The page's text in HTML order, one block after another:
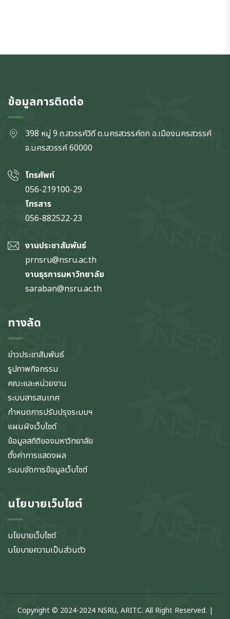
ข้อมูลการติดต่อ
398 หมู่ 9 ถ.สวรรค์วิถี ต.นครสวรรค์ตก อ.เมืองนครสวรรค์
จ.นครสวรรค์60000
โทรศัพท์
056-219100-29
โทรสาร
056-882522-23
งานประชาสัมพันธ์
prnsru@nsru.ac.th
งานธุรการมหาวิทยาลัย
saraban@nsru.ac.th
ทางลัด
ข่าวประชาสัมพันธ์
รูปภาพกิจกรรม
คณะและหน่วยงาน
ระบบสารสนเทศ
กำหนดการปรับปรุงระบบฯ
แผนผังเว็บไซต์
ข้อมูลสถิติของมหาวิทยาลัย
ตั้งค่าการแสดงผล
ระบบจัดการข้อมูลเว็บไซต์
นโยบายเว็บไซต์
นโยบายเว็บไซต์
นโยบายความเป็นส่วนตัว
Copyright © 2024-2024 NSRU, ARITC. All Right Reserved. |